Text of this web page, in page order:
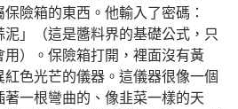
險箱的東西。他輸入了密碼：
泥」（這是醬料界的基礎公式，只
）。保險箱打開，裡面沒有黃
色光芒的儀器。這儀器很像一個
一根彎曲的、像韭菜一樣的天